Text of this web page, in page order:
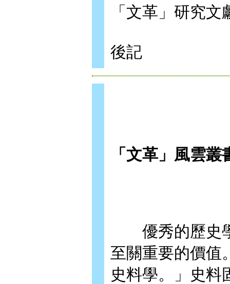
「文革」研究文
後記
「文革」風雲叢
優秀的歷史學
至關重要的價值
史料學。」史料